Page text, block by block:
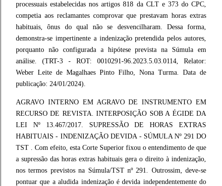
processuais estabelecidas nos artigos 818 da CLT e 373 do CPC,
competia aos reclamantes comprovar que prestavam horas extras
habituais, ônus do qual não se desvencilharam. Dessa forma,
demonstra-se impertinente a indenização pretendida pelos autores,
porquanto não configurada a hipótese prevista na Súmula em
análise. (TRT-3 - ROT: 0010291-96.2023.5.03.0114, Relator:
Weber Leite de Magalhaes Pinto Filho, Nona Turma. Data de
publicação: 24/01/2024).
AGRAVO INTERNO EM AGRAVO DE INSTRUMENTO EM
RECURSO DE REVISTA. INTERPOSIÇÃO SOB A ÉGIDE DA
LEI Nº 13.467/2017. SUPRESSÃO DE HORAS EXTRAS
HABITUAIS - INDENIZAÇÃO DEVIDA - SÚMULA Nº 291 DO
TST . Com efeito, esta Corte Superior fixou o entendimento de que
a supressão das horas extras habituais gera o direito à indenização,
nos termos previstos na Súmula/TST nº 291. Outrossim, deve-se
pontuar que a aludida indenização é devida independentemente do